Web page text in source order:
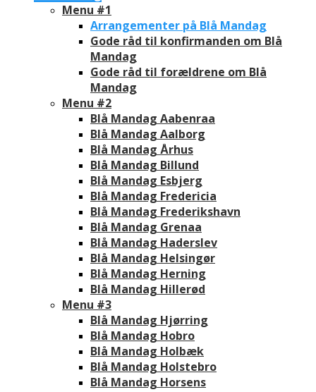
Menu #1
Arrangementer på Blå Mandag
Gode råd til konfirmanden om Blå
Mandag
Gode råd til forældrene om Blå
Mandag
Menu #2
Blå Mandag Aabenraa
Blå Mandag Aalborg
Blå Mandag Århus
Blå Mandag Billund
Blå Mandag Esbjerg
Blå Mandag Fredericia
Blå Mandag Frederikshavn
Blå Mandag Grenaa
Blå Mandag Haderslev
Blå Mandag Helsingør
Blå Mandag Herning
Blå Mandag Hillerød
Menu #3
Blå Mandag Hjørring
Blå Mandag Hobro
Blå Mandag Holbæk
Blå Mandag Holstebro
Blå Mandag Horsens